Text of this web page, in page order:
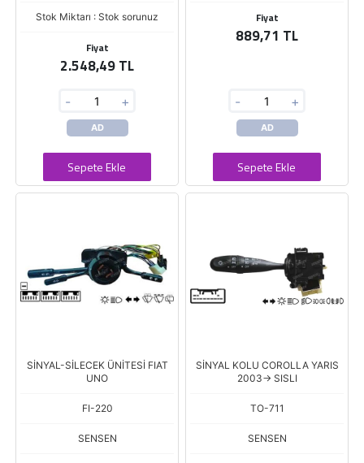
Stok Miktarı : Stok sorunuz
Fiyat
2.548,49 TL
- +
AD
Sepete Ekle
Fiyat
889,71 TL
- +
AD
Sepete Ekle
SİNYAL-SİLECEK ÜNİTESİ FIAT
UNO
FI-220
SENSEN
SİNYAL KOLU COROLLA YARIS
2003-> SISLI
TO-711
SENSEN